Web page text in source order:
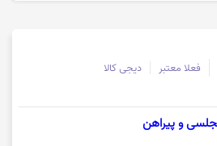
فعلا معتبر دیجی کالا